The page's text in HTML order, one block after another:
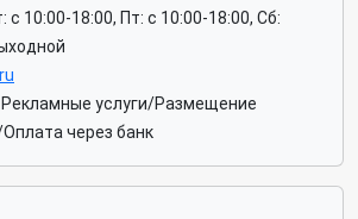
c 10:00-18:00, Пт: c 10:00-18:00, Сб:
Рекламные услуги/Размещение
через банк